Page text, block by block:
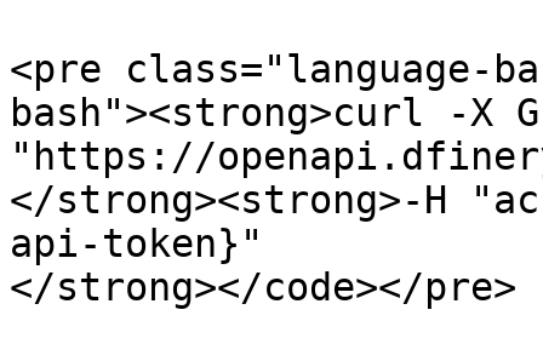
<pre class="language-
bash"><strong>curl -X
"https://
</strong><strong>-H
api-token}"
</strong></code></pre>